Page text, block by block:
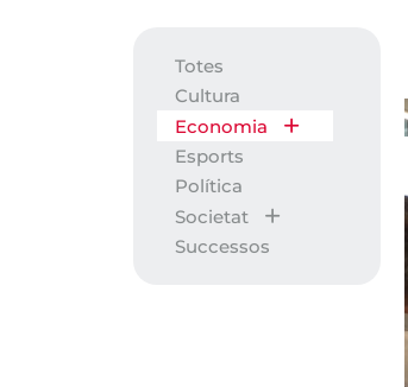
Totes
Cultura
Economia
Esports
Política
Societat
Successos